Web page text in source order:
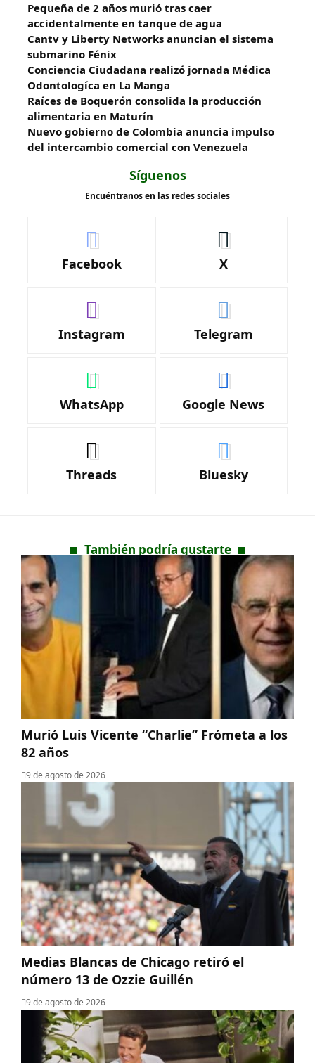
Pequeña de 2 años murió tras caer
accidentalmente en tanque de agua
Cantv y Liberty Networks anuncian el sistema
submarino Fénix
Conciencia Ciudadana realizó jornada Médica
Odontologíca en La Manga
Raíces de Boquerón consolida la producción
alimentaria en Maturín
Nuevo gobierno de Colombia anuncia impulso
del intercambio comercial con Venezuela
Síguenos
Encuéntranos en las redes sociales
Facebook X
Instagram Telegram
WhatsApp Google News
Threads Bluesky
También podría gustarte
Murió Luis Vicente “Charlie” Frómeta a los
82 años
9 de agosto de 2026
Medias Blancas de Chicago retiró el
número 13 de Ozzie Guillén
9 de agosto de 2026